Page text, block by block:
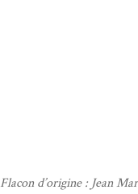
Flacon d’origine : Jean